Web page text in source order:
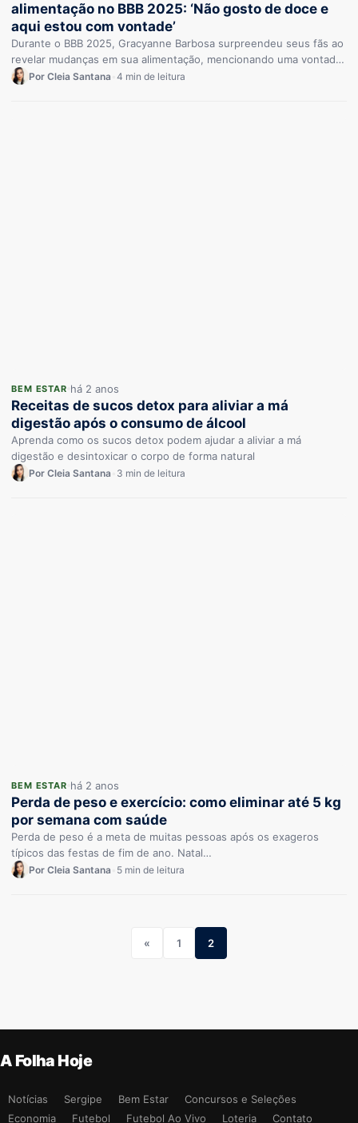
alimentação no BBB 2025: ‘Não gosto de doce e
aqui estou com vontade’
Durante o BBB 2025, Gracyanne Barbosa surpreendeu seus fãs ao
revelar mudanças em sua alimentação, mencionando uma vontade
de comer…
Por Cleia Santana 4 min de leitura
BEM ESTAR há 2 anos
Receitas de sucos detox para aliviar a má
digestão após o consumo de álcool
Aprenda como os sucos detox podem ajudar a aliviar a má
digestão e desintoxicar o corpo de forma natural
Por Cleia Santana 3 min de leitura
BEM ESTAR há 2 anos
Perda de peso e exercício: como eliminar até 5 kg
por semana com saúde
Perda de peso é a meta de muitas pessoas após os exageros
típicos das festas de fim de ano. Natal…
Por Cleia Santana 5 min de leitura
« 1 2
A Folha Hoje
Notícias Sergipe Bem Estar
Concursos e Seleções
Economia
Futebol Futebol Ao Vivo Loteria Contato